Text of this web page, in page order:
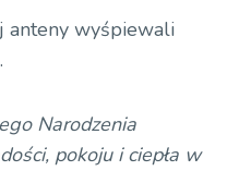
anteny wyśpiewali
Narodzenia
pokoju i ciepła w